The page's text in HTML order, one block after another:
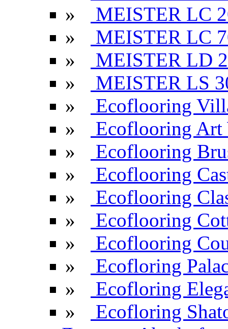
»
MEISTER LC
»
MEISTER LC
»
MEISTER LD
»
MEISTER LS
»
Ecoflooring
»
Ecoflooring Art
»
Ecoflooring
»
Ecoflooring
»
Ecoflooring
»
Ecoflooring
»
Ecoflooring
»
Ecofloring
»
Ecofloring
»
Ecofloring